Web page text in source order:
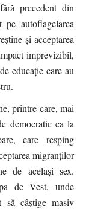
precedent din
autoflagelarea
și acceptarea
imprevizibil,
educație care au
printre care, mai
democratic ca la
care resping
migranților
de același sex.
de Vest, unde
să câștige masiv